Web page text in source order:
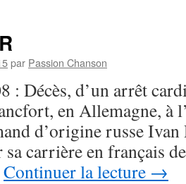
par Passion Chanson
: Décès, d’un arrêt
en Allemagne, à
d’origine russe
carrière en français
Continuer la lecture →